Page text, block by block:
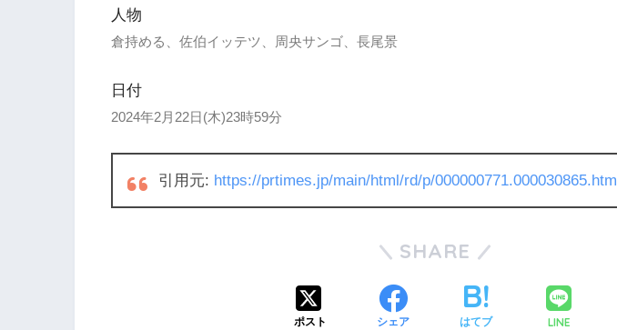
人物
倉持める、佐伯イッテツ、周央サンゴ、長尾景
日付
2024年2月22日(木)23時59分
引用元: https://prtimes.jp/main/html/rd/p/000000771.000030865.html
SHARE
ポスト シェア はてブ LINE